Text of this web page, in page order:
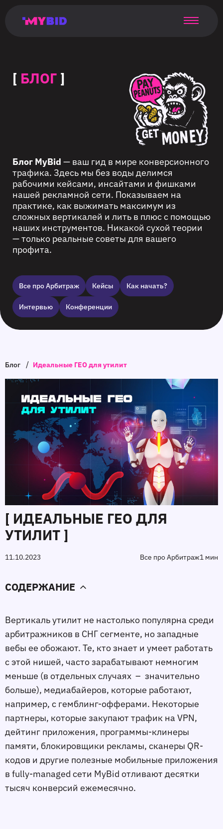
таргетинг
страница
targeting
monetization
[ БЛОГ ]
Блог MyBid — ваш гид в мире конверсионного
трафика. Здесь мы без воды делимся
рабочими кейсами, инсайтами и фишками
нашей рекламной сети. Показываем на
практике, как выжимать максимум из
сложных вертикалей и лить в плюс с помощью
наших инструментов. Никакой сухой теории
— только реальные советы для вашего
профита.
Все про Арбитраж Кейсы Как начать?
Интервью Конференции
Блог / Идеальные ГЕО для утилит
[ ИДЕАЛЬНЫЕ ГЕО ДЛЯ
УТИЛИТ ]
11.10.2023 Все про Арбитраж1 мин
СОДЕРЖАНИЕ
Вертикаль утилит не настолько популярна среди
арбитражников в СНГ сегменте, но западные
вебы ее обожают. Те, кто знает и умеет работать
с этой нишей, часто зарабатывают немногим
меньше (в отдельных случаях – значительно
больше), медиабайеров, которые работают,
например, с гемблинг-офферами. Некоторые
партнеры, которые закупают трафик на VPN,
дейтинг приложения, программы-клинеры
памяти, блокировщики рекламы, сканеры QR-
кодов и другие полезные мобильные приложения
в fully-managed сети MyBid отливают десятки
тысяч конверсий ежемесячно.